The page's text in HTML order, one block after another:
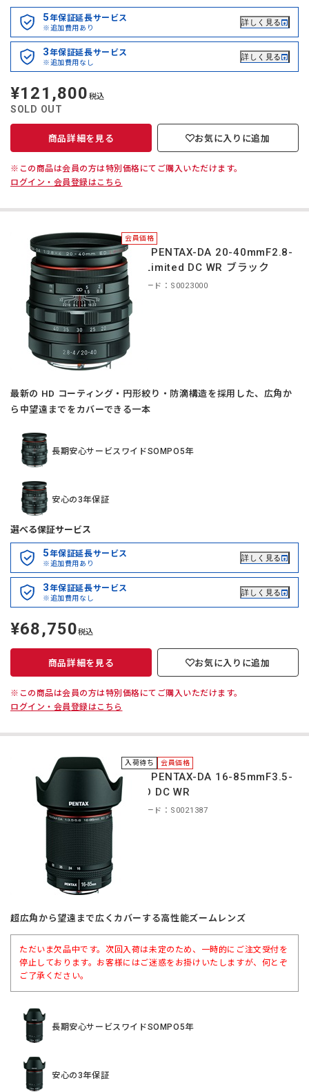
5年保証延長サービス
※追加費用あり
詳しく見る
3年保証延長サービス
※追加費用なし
詳しく見る
定
価
¥121,800 税込
SOLD OUT
商品詳細を見る お気に入りに追加
※この商品は会員の方は特別価格にてご購入いただけます。
ログイン・会員登録はこちら
会員価格
＊HD PENTAX-DA 20-40mmF2.8-
4ED Limited DC WR ブラック
商品コード：S0023000
最新の HD コーティング・円形絞り・防滴構造を採用した、広角か
ら中望遠までをカバーできる一本
長期安心サービスワイドSOMPO5年
安心の3年保証
選べる保証サービス
5年保証延長サービス
※追加費用あり
詳しく見る
3年保証延長サービス
※追加費用なし
詳しく見る
定
価
¥68,750税込
商品詳細を見る お気に入りに追加
※この商品は会員の方は特別価格にてご購入いただけます。
ログイン・会員登録はこちら
入荷待ち 会員価格
＊HD PENTAX-DA 16-85mmF3.5-
5.6ED DC WR
商品コード：S0021387
超広角から望遠まで広くカバーする高性能ズームレンズ
ただいま欠品中です。次回入荷は未定のため、一時的にご注文受付を
停止しております。お客様にはご迷惑をお掛けいたしますが、何とぞ
ご了承ください。
長期安心サービスワイドSOMPO5年
安心の3年保証